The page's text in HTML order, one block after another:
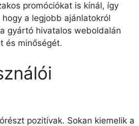
promóciókat is kínál, így
a legjobb ajánlatokról
gyártó hivatalos weboldalán
és minőségét.
pozitívak. Sokan kiemelik a